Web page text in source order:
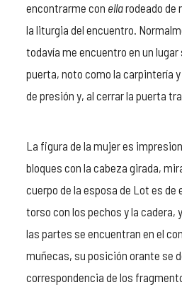
encontrarme con ellarodeado de
la liturgia del encuentro.
todavía me encuentro en un
puerta, noto como la carpintería
de presión y, al cerrar la puerta
La figura de la mujer es
bloques con la cabeza girada,
cuerpo de la esposa de Lot es
torso con los pechos y la cadera,
las partes se encuentran en el
muñecas, su posición orante se
correspondencia de los